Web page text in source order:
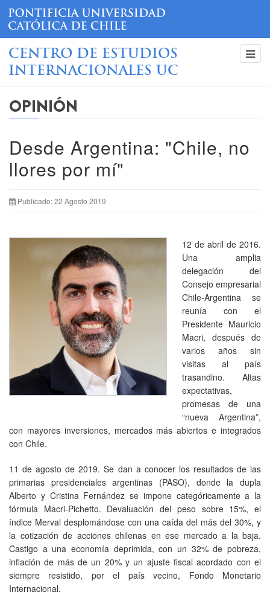
CENTRO DE ESTUDIOS
INTERNACIONALES UC
OPINIÓN
Desde Argentina: "Chile, no
llores por mí"
Publicado: 22 Agosto 2019
12 de abril de 2016.
Una amplia
delegación del
Consejo empresarial
Chile-Argentina se
reunía con el
Presidente Mauricio
Macri, después de
varios años sin
visitas al país
trasandino. Altas
expectativas,
promesas de una
“nueva Argentina”,
con mayores inversiones, mercados más abiertos e integrados
con Chile.
11 de agosto de 2019. Se dan a conocer los resultados de las
primarias presidenciales argentinas (PASO), donde la dupla
Alberto y Cristina Fernández se impone categóricamente a la
fórmula Macri-Pichetto. Devaluación del peso sobre 15%, el
índice Merval desplomándose con una caída del más del 30%, y
la cotización de acciones chilenas en ese mercado a la baja.
Castigo a una economía deprimida, con un 32% de pobreza,
inflación de más de un 20% y un ajuste fiscal acordado con el
siempre resistido, por el país vecino, Fondo Monetario
Internacional.